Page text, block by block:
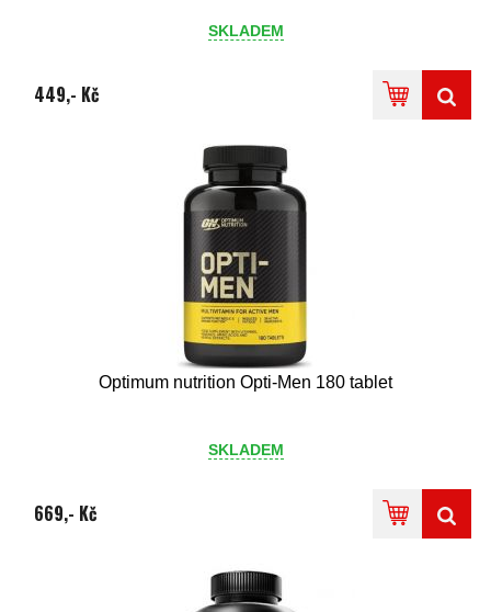
SKLADEM
449,- Kč
Optimum nutrition Opti-Men 180 tablet
SKLADEM
669,- Kč